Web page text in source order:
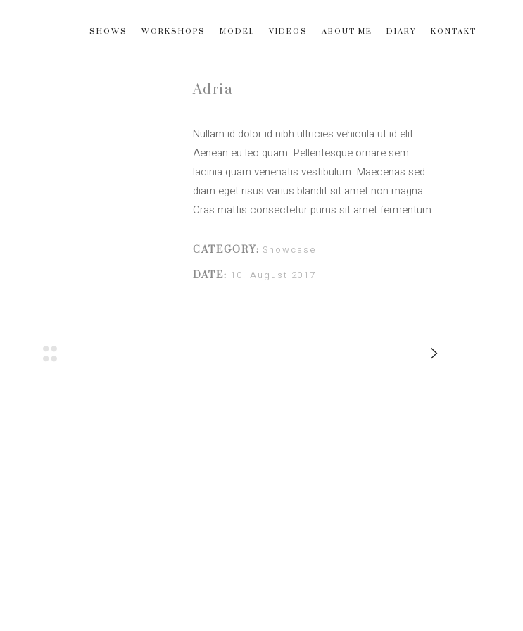
SHOWS WORKSHOPS MODEL VIDEOS ABOUT ME DIARY KONTAKT
Adria
Nullam id dolor id nibh ultricies vehicula ut id elit.
Aenean eu leo quam. Pellentesque ornare sem
lacinia quam venenatis vestibulum. Maecenas sed
diam eget risus varius blandit sit amet non magna.
Cras mattis consectetur purus sit amet fermentum.
CATEGORY: Showcase
DATE: 10. August 2017